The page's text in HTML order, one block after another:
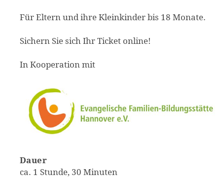
Für Eltern und ihre Kleinkinder bis 18 Monate.
Sichern Sie sich Ihr Ticket online!
In Kooperation mit
Dauer
ca. 1 Stunde, 30 Minuten